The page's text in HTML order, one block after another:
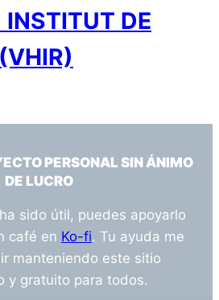
INSTITUT DE
PERSONAL SIN ÁNIMO
DE LUCRO
sido útil, puedes apoyarlo
café en Ko-fi. Tu ayuda me
manteniendo este sitio
y gratuito para todos.